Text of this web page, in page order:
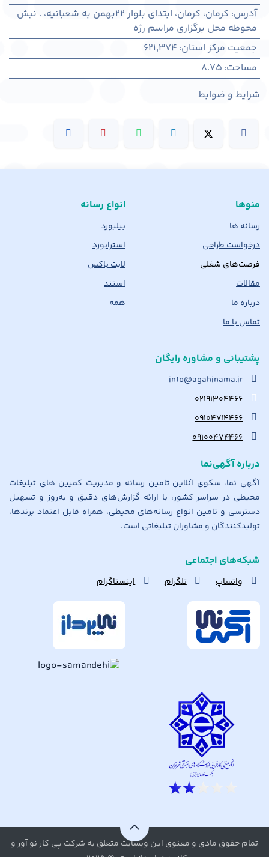
آدرس:
کرمان، كرمان، ابتدای بلوار 22بهمن به شعبانیه، . نبش
محوطه محل برگزاری مراسم رژه
جمعیت مرکز استان:
621,374
مساحت:
8.75
شرایط و ضوابط
منوها
رسانه ها
درخواست طراحی
فرصت‌های شغلی
مقالات
درباره ما
تماس با ما
انواع رسانه
بیلبورد
استرابورد
لایت باکس
استند
همه
پشتیبانی و مشاوره رایگان
info@agahinama.ir
۰۲۱۹۱۳۰۴۴۶۶
۰۹۱۰۴۷۱۴۴۶۶
۰۹۱۰۰۴۷۴۴۶۶
درباره آگهی‌نما
آگهی نما، سکوی آنلاین تامین رسانه و مدیریت کمپین های تبلیغات
محیطی در سراسر کشور، با ارائه گزارش‌های دقیق و به‌روز و تسهیل
دسترسی و تامین انواع رسانه‌های محیطی، همراه قابل اعتماد برندها،
تولیدکنندگان و مشاوران تبلیغاتی است.
شبکه‌های اجتماعی
واتساپ تلگرام اینستاگرام
تمام حقوق مادی و معنوی این وبسایت متعلق به شرکت پی کار نو آور و